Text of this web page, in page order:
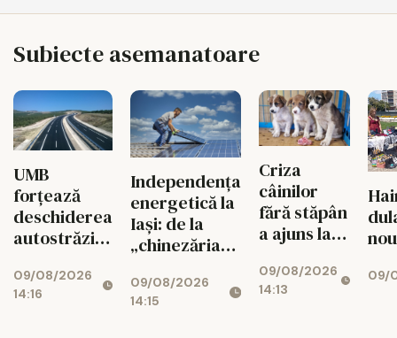
Subiecte asemanatoare
UMB
forțează
deschiderea
autostrăzii
la Bacău
09/08/2026
14:16
Independența
energetică la
Iași: de la
„chinezăria”
sistemul de
7.000 de euro
09/08/2026
14:15
Criza
câinilor
fără stăpân
a ajuns la
critic în
județul Iași
09/08/2026
14:13
09/